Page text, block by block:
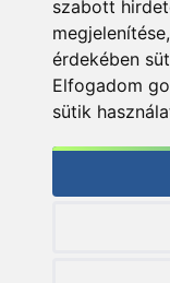
szabott
érdekében
Elfogadom
sütik